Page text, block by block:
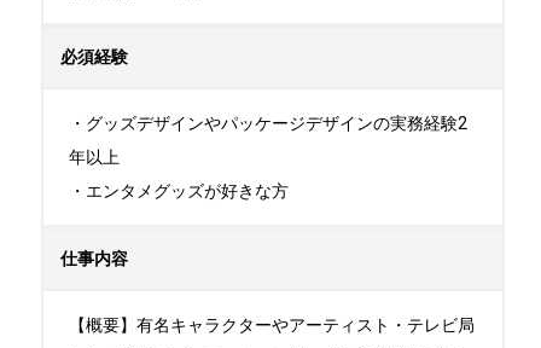
必須経験
・グッズデザインやパッケージデザインの実務経験2
年以上
・エンタメグッズが好きな方
仕事内容
【概要】有名キャラクターやアーティスト・テレビ局